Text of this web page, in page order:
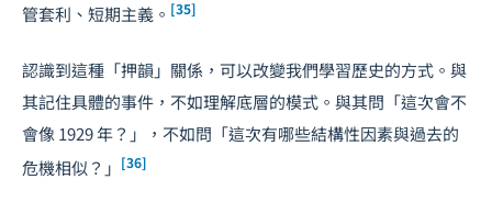
管套利、短期主義。 [35]
認識到這種「押韻」關係，可以改變我們學習歷史的方式。與
其記住具體的事件，不如理解底層的模式。與其問「這次會不
會像 1929 年？」，不如問「這次有哪些結構性因素與過去的
危機相似？」 [36]